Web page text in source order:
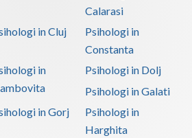
Calarasi
in Cluj
Psihologi in
Constanta
in
Psihologi in Dolj
Psihologi in Galati
in Gorj
Psihologi in
Harghita